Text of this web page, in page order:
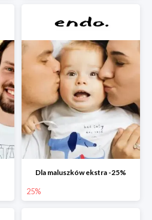
Dla maluszków ekstra -25%
25%